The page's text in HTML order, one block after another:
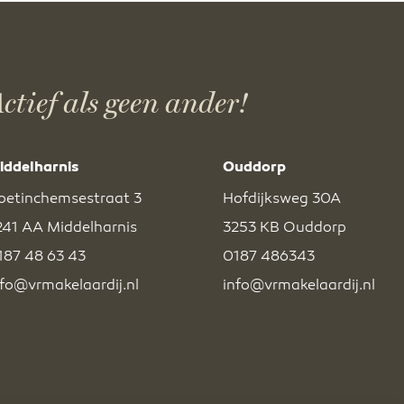
als geen ander!
3
AA Middelharnis
48 63 43
Ouddorp
Hofdijksweg 30A
3253 KB Ouddorp
0187 486343
info@vrmakelaardij.nl